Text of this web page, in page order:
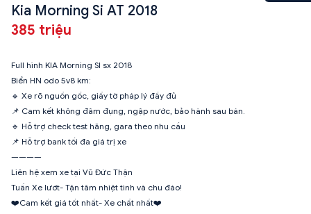
Kia Morning Si AT 2018
385 triệu
Full hình KIA Morning SI sx 2018
Biển HN odo 5v8 km:
🔹 Xe rõ nguồn gốc, giấy tờ pháp lý đầy đủ
📌 Cam kết không đâm đụng, ngập nước, bảo hành sau bán.
🔹 Hỗ trợ check test hãng, gara theo nhu cầu
📌 Hỗ trợ bank tối đa giá trị xe
————
Liên hệ xem xe tại Vũ Đức Thận
Tuấn Xe lướt- Tận tâm nhiệt tình và chu đáo!
❤️Cam kết giá tốt nhất- Xe chất nhất❤️